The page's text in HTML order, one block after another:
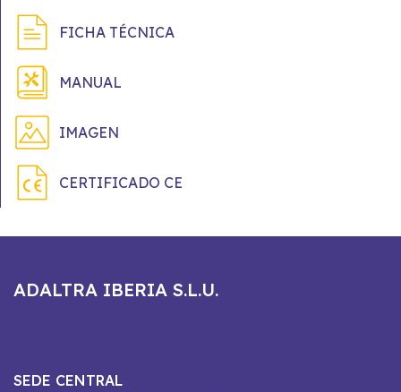
FICHA TÉCNICA
MANUAL
IMAGEN
CERTIFICADO CE
ADALTRA IBERIA S.L.U.
SEDE CENTRAL